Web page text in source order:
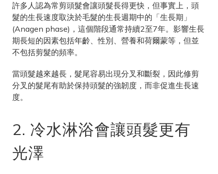
許多人認為常剪頭髮會讓頭髮長得更快，但事實上，頭
髮的生長速度取決於毛髮的生長週期中的「生長期」
(Anagen phase)，這個階段通常持續2至7年。影響生長
期長短的因素包括年齡、性別、營養和荷爾蒙等，但並
不包括剪髮的頻率。
當頭髮越來越長，髮尾容易出現分叉和斷裂，因此修剪
分叉的髮尾有助於保持頭髮的強韌度，而非促進生長速
度。
2. 冷水淋浴會讓頭髮更有
光澤